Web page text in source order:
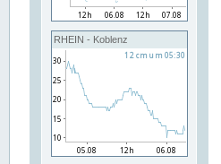
RHEIN - Koblenz